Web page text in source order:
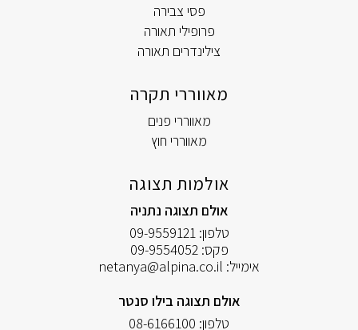
פסי צבירה
פרופילי תאורה
צילינדרים תאורה
מאווררי תקרה
מאווררי פנים
מאווררי חוץ
אולמות תצוגה
אולם תצוגה נתניה
טלפון:09-9559121
פקס:09-9554052
אימייל: netanya@alpina.co.il
אולם תצוגה בילו סנטר
טלפון: 08-6166100